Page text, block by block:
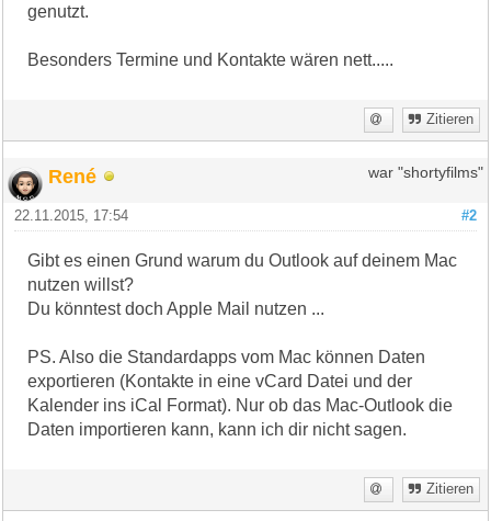
genutzt.
Besonders Termine und Kontakte wären nett.....
Zitieren
René war "shortyfilms"
#2
22.11.2015, 17:54
Gibt es einen Grund warum du Outlook auf deinem Mac
nutzen willst?
Du könntest doch Apple Mail nutzen ...
PS. Also die Standardapps vom Mac können Daten
exportieren (Kontakte in eine vCard Datei und der
Kalender ins iCal Format). Nur ob das Mac-Outlook die
Daten importieren kann, kann ich dir nicht sagen.
Zitieren